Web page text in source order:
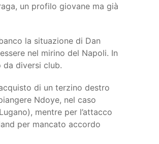
un profilo giovane ma già
la situazione di Dan
nel mirino del Napoli. In
diversi club.
di un terzino destro
Ndoye, nel caso
mentre per l’attacco
per mancato accordo